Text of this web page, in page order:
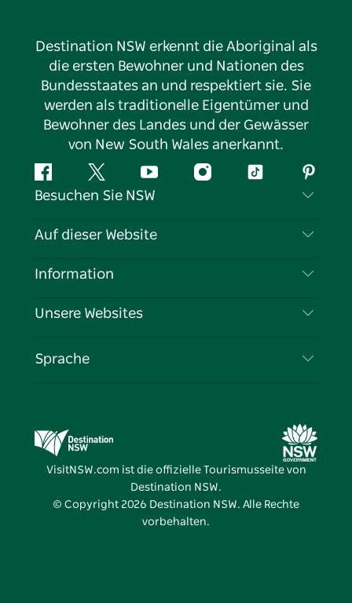
Destination NSW erkennt die Aboriginal als
die ersten Bewohner und Nationen des
Bundesstaates an und respektiert sie. Sie
werden als traditionelle Eigentümer und
Bewohner des Landes und der Gewässer
von New South Wales anerkannt.
FacebookTwitter YouTubeInstagramTikTok
Besuchen Sie NSW
Kontaktieren Sie uns
Cookie-Hinweis
Auf dieser Website
Reiseziele
Veranstaltungen
Information
Reiseinformationen
Unternehmen in NSW
Unsere Websites
Destination NSW Medienzentrum
Vivid Sydney
Sprache
VisitNSW.com ist die offizielle Tourismusseite von
Destination NSW.
© Copyright 2026 Destination NSW. Alle Rechte
vorbehalten.